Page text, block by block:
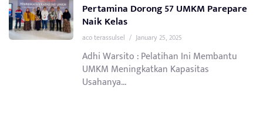
Pertamina Dorong 57 UMKM Parepare
Naik Kelas
aco terassulsel / January 25, 2025
Adhi Warsito : Pelatihan Ini Membantu
UMKM Meningkatkan Kapasitas
Usahanya...